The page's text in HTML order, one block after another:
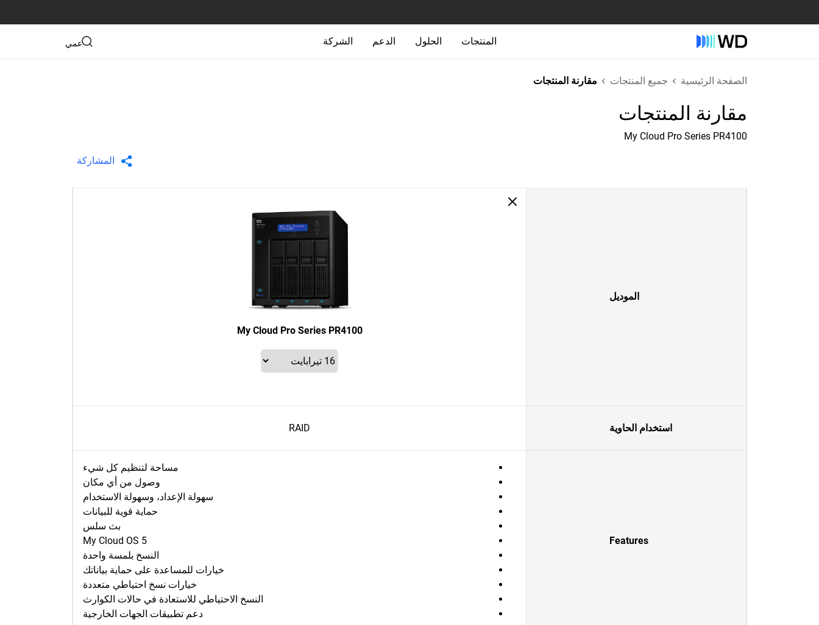
المنتجات الحلول الدعم الشركة دعمي
الصفحة الرئيسية جميع المنتجات مقارنة المنتجات
مقارنة المنتجات
My Cloud Pro Series PR4100
المشاركة
الموديل
My Cloud Pro Series PR4100
استخدام الحاوية RAID
Features
مساحة لتنظيم كل شيء
وصول من أي مكان
سهولة الإعداد، وسهولة الاستخدام
حماية قوية للبيانات
بث سلس
My Cloud OS 5
النسخ بلمسة واحدة
خيارات للمساعدة على حماية بياناتك
خيارات نسخ احتياطي متعددة
النسخ الاحتياطي للاستعادة في حالات الكوارث
دعم تطبيقات الجهات الخارجية